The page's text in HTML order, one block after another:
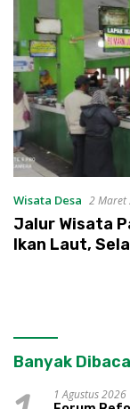
Wisata Desa 2 Maret
Jalur Wisata
Ikan Laut,
Banyak Dibaca
1 Agustus 2026